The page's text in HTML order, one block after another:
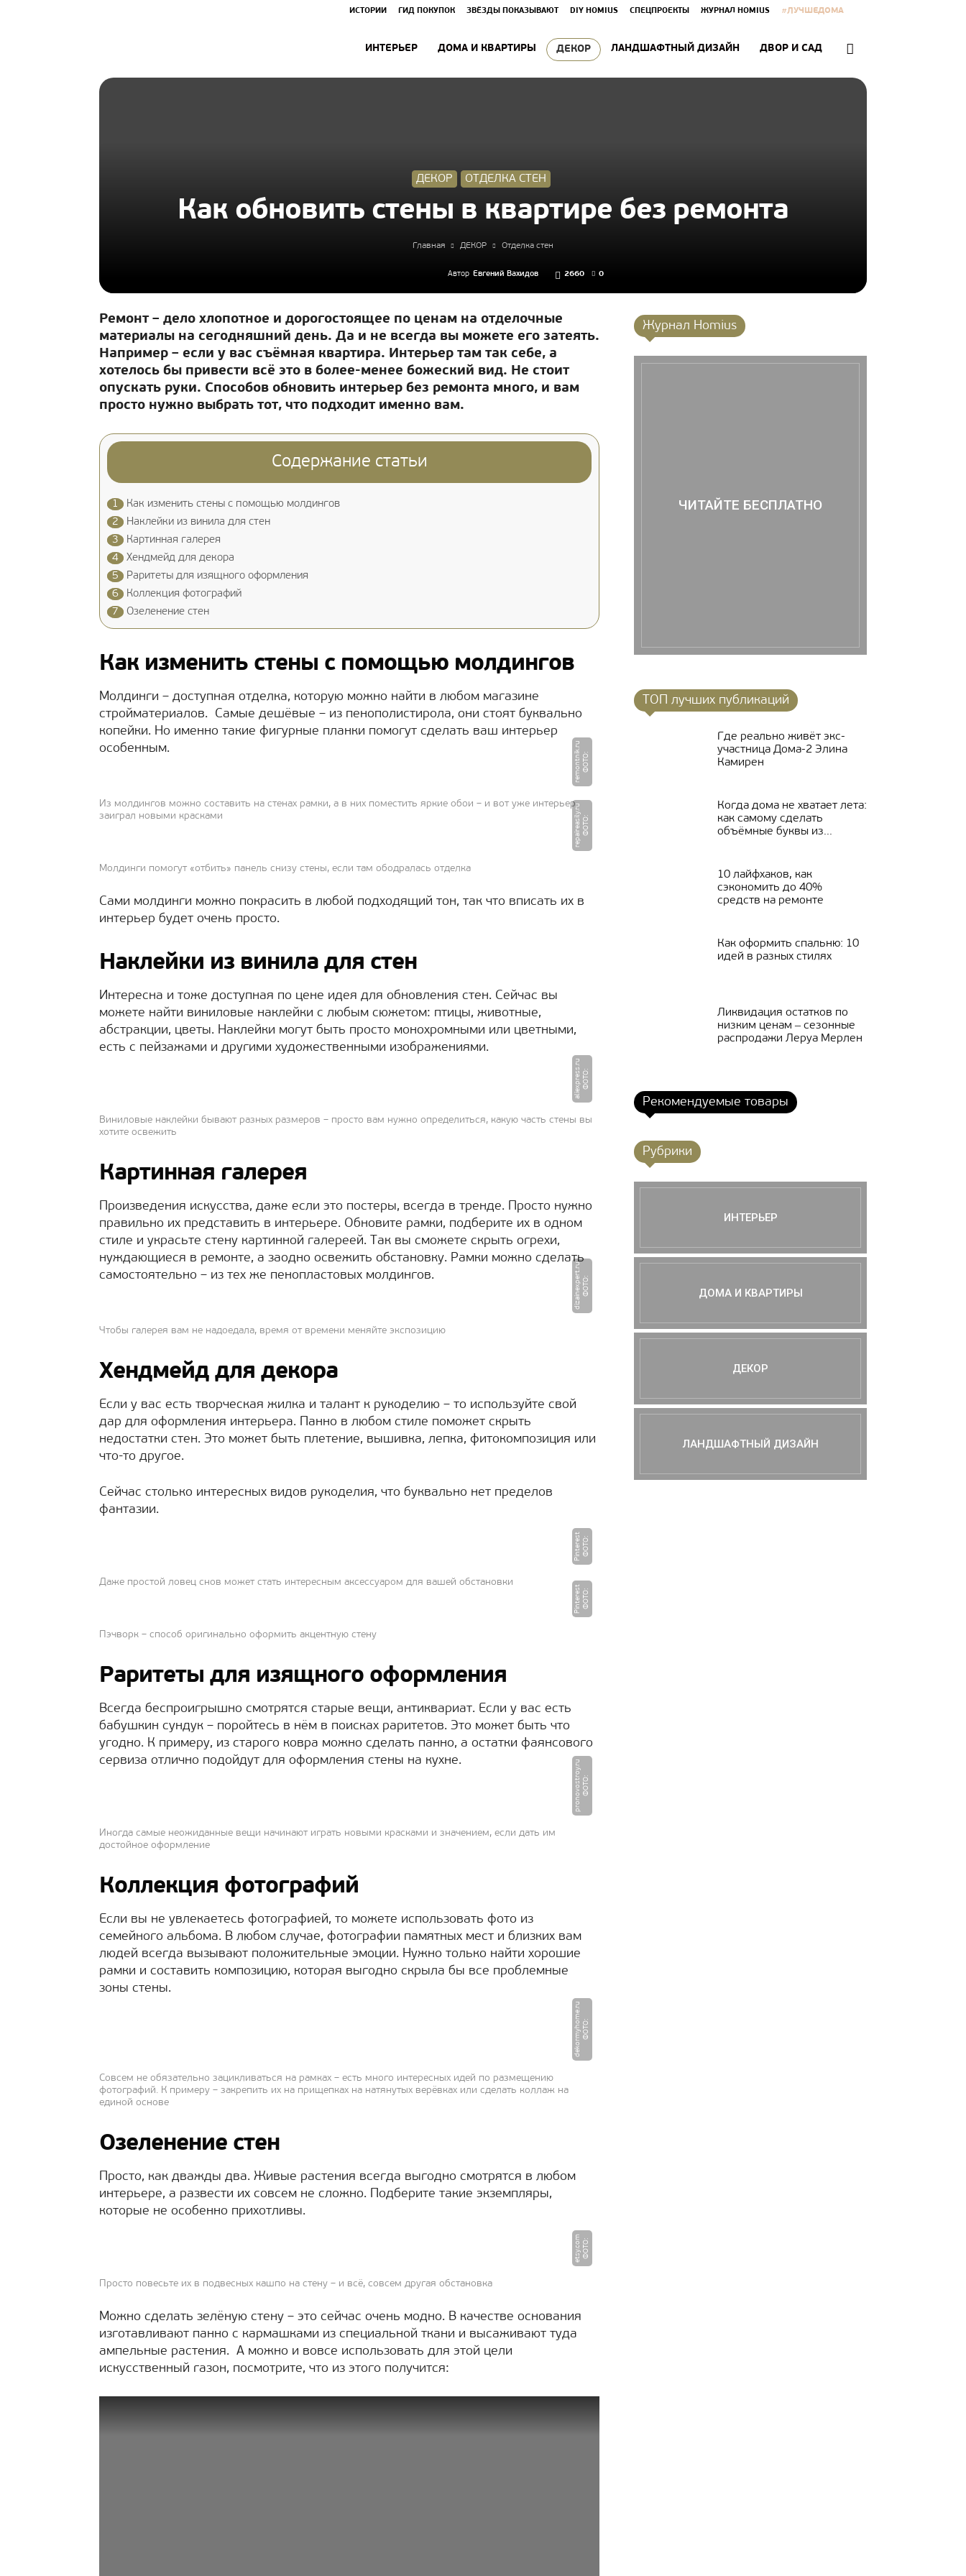
ИСТОРИИ ГИД ПОКУПОК ЗВЁЗДЫ ПОКАЗЫВАЮТ DIY HOMIUS СПЕЦПРОЕКТЫ ЖУРНАЛ HOMIUS #ЛУЧШЕДОМА
ИНТЕРЬЕР ДОМА И КВАРТИРЫ ДЕКОР ЛАНДШАФТНЫЙ ДИЗАЙН ДВОР И САД
ДЕКОР ОТДЕЛКА СТЕН
Как обновить стены в квартире без ремонта
Главная ДЕКОР Отделка стен
Автор Евгений Вахидов 2660 0
Ремонт – дело хлопотное и дорогостоящее по ценам на отделочные
материалы на сегодняшний день. Да и не всегда вы можете его затеять.
Например – если у вас съёмная квартира. Интерьер там так себе, а
хотелось бы привести всё это в более-менее божеский вид. Не стоит
опускать руки. Способов обновить интерьер без ремонта много, и вам
просто нужно выбрать тот, что подходит именно вам.
Содержание статьи
1
Как изменить стены с помощью молдингов
2
Наклейки из винила для стен
3
Картинная галерея
4
Хендмейд для декора
5
Раритеты для изящного оформления
6
Коллекция фотографий
7
Озеленение стен
Как изменить стены с помощью молдингов
Молдинги – доступная отделка, которую можно найти в любом магазине
стройматериалов. Самые дешёвые – из пенополистирола, они стоят буквально
копейки. Но именно такие фигурные планки помогут сделать ваш интерьер
особенным.
Ф
О
Т
О
:
r
e
m
o
n
t
ni
k.
r
u
Из молдингов можно составить на стенах рамки, а в них поместить яркие обои – и вот уже интерьер
заиграл новыми красками
Ф
О
Т
О
:
r
e
p
ai
r
e
a
si
l
y.
r
u
Молдинги помогут «отбить» панель снизу стены, если там ободралась отделка
Сами молдинги можно покрасить в любой подходящий тон, так что вписать их в
интерьер будет очень просто.
Наклейки из винила для стен
Интересна и тоже доступная по цене идея для обновления стен. Сейчас вы
можете найти виниловые наклейки с любым сюжетом: птицы, животные,
абстракции, цветы. Наклейки могут быть просто монохромными или цветными,
есть с пейзажами и другими художественными изображениями.
Ф
О
Т
О
:
a
li
e
x
p
r
e
s
s.
r
u
Виниловые наклейки бывают разных размеров – просто вам нужно определиться, какую часть стены вы
хотите освежить
Картинная галерея
Произведения искусства, даже если это постеры, всегда в тренде. Просто нужно
правильно их представить в интерьере. Обновите рамки, подберите их в одном
стиле и украсьте стену картинной галереей. Так вы сможете скрыть огрехи,
нуждающиеся в ремонте, а заодно освежить обстановку. Рамки можно сделать
самостоятельно – из тех же пенопластовых молдингов.
Ф
О
Т
О
:
di
z
ai
n
e
x
p
e
r
t.
r
u
Чтобы галерея вам не надоедала, время от времени меняйте экспозицию
Хендмейд для декора
Если у вас есть творческая жилка и талант к рукоделию – то используйте свой
дар для оформления интерьера. Панно в любом стиле поможет скрыть
недостатки стен. Это может быть плетение, вышивка, лепка, фитокомпозиция или
что-то другое.
Сейчас столько интересных видов рукоделия, что буквально нет пределов
фантазии.
Ф
О
Т
О
:
Pi
n
t
e
r
e
s
t
Даже простой ловец снов может стать интересным аксессуаром для вашей обстановки
Ф
О
Т
О
:
Pi
n
t
e
r
e
s
t
Пэчворк – способ оригинально оформить акцентную стену
Раритеты для изящного оформления
Всегда беспроигрышно смотрятся старые вещи, антиквариат. Если у вас есть
бабушкин сундук – поройтесь в нём в поисках раритетов. Это может быть что
угодно. К примеру, из старого ковра можно сделать панно, а остатки фаянсового
сервиза отлично подойдут для оформления стены на кухне.
Ф
О
Т
О
:
p
r
o
n
o
v
o
s
t
r
o
y.
r
u
Иногда самые неожиданные вещи начинают играть новыми красками и значением, если дать им
достойное оформление
Коллекция фотографий
Если вы не увлекаетесь фотографией, то можете использовать фото из
семейного альбома. В любом случае, фотографии памятных мест и близких вам
людей всегда вызывают положительные эмоции. Нужно только найти хорошие
рамки и составить композицию, которая выгодно скрыла бы все проблемные
зоны стены.
Ф
О
Т
О
:
d
e
k
o
r
m
y
h
o
m
e.
r
u
Совсем не обязательно зацикливаться на рамках – есть много интересных идей по размещению
фотографий. К примеру – закрепить их на прищепках на натянутых верёвках или сделать коллаж на
единой основе
Озеленение стен
Просто, как дважды два. Живые растения всегда выгодно смотрятся в любом
интерьере, а развести их совсем не сложно. Подберите такие экземпляры,
которые не особенно прихотливы.
Ф
О
Т
О
:
e
t
s
y.
c
o
m
Просто повесьте их в подвесных кашпо на стену – и всё, совсем другая обстановка
Можно сделать зелёную стену – это сейчас очень модно. В качестве основания
изготавливают панно с кармашками из специальной ткани и высаживают туда
ампельные растения. А можно и вовсе использовать для этой цели
искусственный газон, посмотрите, что из этого получится:
Журнал Homius
ЧИТАЙТЕ БЕСПЛАТНО
ТОП лучших публикаций
Где реально живёт экс-
участница Дома-2 Элина
Камирен
Когда дома не хватает лета:
как самому сделать
объёмные буквы из...
10 лайфхаков, как
сэкономить до 40%
средств на ремонте
Как оформить спальню: 10
идей в разных стилях
Ликвидация остатков по
низким ценам ‒ сезонные
распродажи Леруа Мерлен
Рекомендуемые товары
Рубрики
ИНТЕРЬЕР
ДОМА И КВАРТИРЫ
ДЕКОР
ЛАНДШАФТНЫЙ ДИЗАЙН